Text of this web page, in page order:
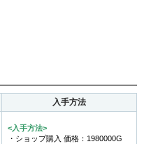
入手方法
<入手方法>
・ショップ購入 価格：1980000G